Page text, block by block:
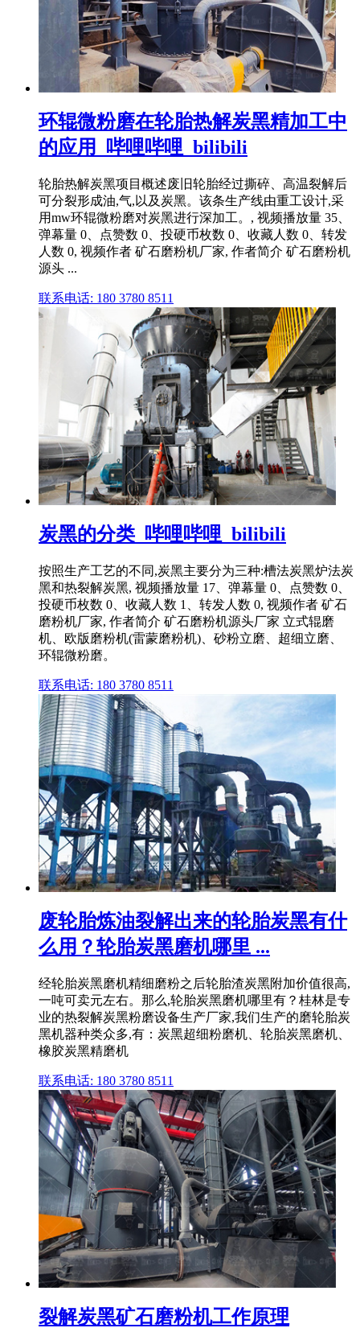
环辊微粉磨在轮胎热解炭黑精加工中
的应用_哔哩哔哩_bilibili
轮胎热解炭黑项目概述废旧轮胎经过撕碎、高温裂解后
可分裂形成油,气,以及炭黑。该条生产线由重工设计,采
用mw环辊微粉磨对炭黑进行深加工。, 视频播放量 35、
弹幕量 0、点赞数 0、投硬币枚数 0、收藏人数 0、转发
人数 0, 视频作者 矿石磨粉机厂家, 作者简介 矿石磨粉机
源头 ...
联系电话: 180 3780 8511
炭黑的分类_哔哩哔哩_bilibili
按照生产工艺的不同,炭黑主要分为三种:槽法炭黑炉法炭
黑和热裂解炭黑, 视频播放量 17、弹幕量 0、点赞数 0、
投硬币枚数 0、收藏人数 1、转发人数 0, 视频作者 矿石
磨粉机厂家, 作者简介 矿石磨粉机源头厂家 立式辊磨
机、欧版磨粉机(雷蒙磨粉机)、砂粉立磨、超细立磨、
环辊微粉磨。
联系电话: 180 3780 8511
废轮胎炼油裂解出来的轮胎炭黑有什
么用？轮胎炭黑磨机哪里 ...
经轮胎炭黑磨机精细磨粉之后轮胎渣炭黑附加价值很高,
一吨可卖元左右。那么,轮胎炭黑磨机哪里有？桂林是专
业的热裂解炭黑粉磨设备生产厂家,我们生产的磨轮胎炭
黑机器种类众多,有：炭黑超细粉磨机、轮胎炭黑磨机、
橡胶炭黑精磨机
联系电话: 180 3780 8511
裂解炭黑矿石磨粉机工作原理